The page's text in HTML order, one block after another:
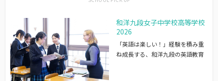
和洋九段女子中学校高等学校
2026
「英語は楽しい！」経験を積み重
ね成長する、和洋九段の英語教育